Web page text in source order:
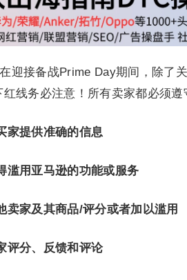
迎接备战Prime Day期间，除了
线务必注意！所有卖家都必须遵
家提供准确的信息
滥用亚马逊的功能或服务
卖家及其商品/评分或者加以滥用
评分、反馈和评论